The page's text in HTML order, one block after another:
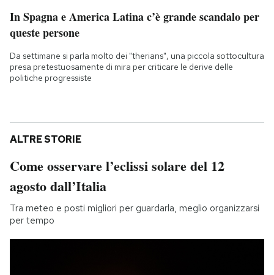
In Spagna e America Latina c’è grande scandalo per
queste persone
Da settimane si parla molto dei "therians", una piccola sottocultura
presa pretestuosamente di mira per criticare le derive delle
politiche progressiste
ALTRE STORIE
Come osservare l’eclissi solare del 12
agosto dall’Italia
Tra meteo e posti migliori per guardarla, meglio organizzarsi
per tempo